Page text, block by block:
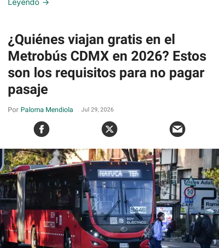
¿Quiénes viajan gratis en el
Metrobús CDMX en 2026? Estos
son los requisitos para no pagar
pasaje
Paloma Mendiola Jul 29, 2026